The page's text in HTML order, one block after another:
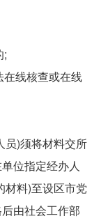
;
在线核查或在线
员)须将材料交所
位指定经办人
材料)至设区市党
由社会工作部